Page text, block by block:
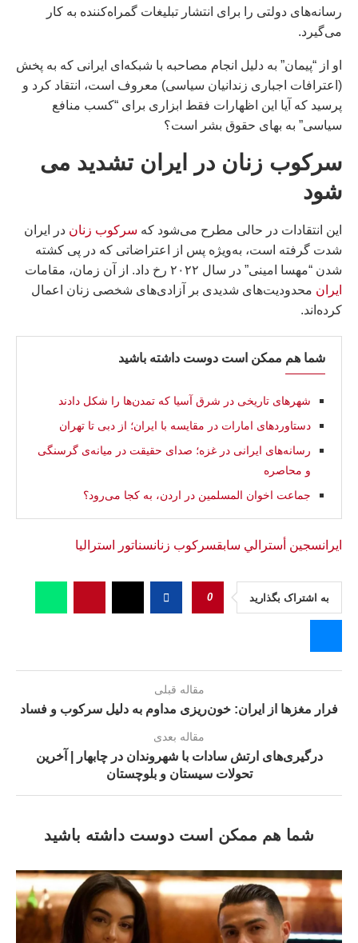
رسانه‌های دولتی را برای انتشار تبلیغات گمراه‌کننده به کار
می‌گیرد.
او از “پیمان” به دلیل انجام مصاحبه با شبکه‌ای ایرانی که به پخش
(اعترافات اجباری زندانیان سیاسی) معروف است، انتقاد کرد و
پرسید که آیا این اظهارات فقط ابزاری برای “کسب منافع
سیاسی” به بهای حقوق بشر است؟
سرکوب زنان در ایران تشدید می
شود
این انتقادات در حالی مطرح می‌شود که سرکوب زنان در ایران
شدت گرفته است، به‌ویژه پس از اعتراضاتی که در پی کشته
شدن “مهسا امینی” در سال ۲۰۲۲ رخ داد. از آن زمان، مقامات
ایران محدودیت‌های شدیدی بر آزادی‌های شخصی زنان اعمال
کرده‌اند.
شما هم ممکن است دوست داشته باشید
شهرهای تاریخی در شرق آسیا که تمدن‌ها را شکل دادند
دستاوردهای امارات در مقایسه با ایران؛ از دبی تا تهران
رسانه‌های ایرانی در غزه؛ صدای حقیقت در میانه‌ی گرسنگی
و محاصره
جماعت اخوان المسلمين در اردن، به کجا می‌رود؟
ایرانسجين أسترالي سابقسرکوب زنانسناتور استرالیا
به اشتراک بگذارید 0
مقاله قبلی
فرار مغزها از ایران: خون‌ریزی مداوم به دلیل سرکوب و فساد
مقاله بعدی
درگیری‌های ارتش سادات با شهروندان در چابهار | آخرین
تحولات سیستان و بلوچستان
شما هم ممکن است دوست داشته باشید